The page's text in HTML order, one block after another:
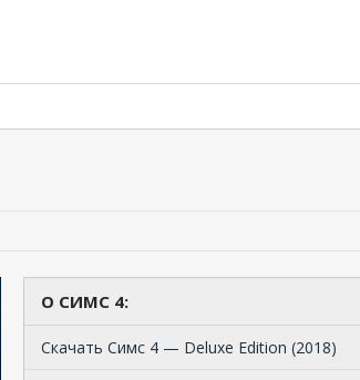
О СИМС 4:
Cкачать Cимс 4 — Deluxe Edition (2018)